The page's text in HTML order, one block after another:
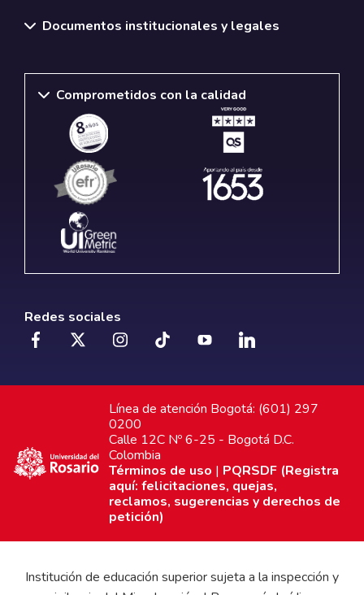
Documentos institucionales y legales
Comprometidos con la calidad
Redes sociales
Línea de atención Bogotá: (601) 297
0200
Calle 12C Nº 6-25 - Bogotá D.C.
Colombia
Términos de uso | PQRSDF (Registra
aquí: felicitaciones, quejas,
reclamos, sugerencias y derechos de
petición)
Institución de educación superior sujeta a la inspección y